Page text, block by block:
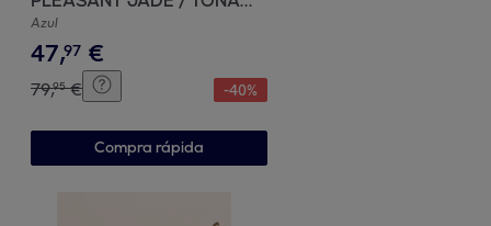
color Jade
Azul
47,97 €
79,95 € -40%
Compra rápida